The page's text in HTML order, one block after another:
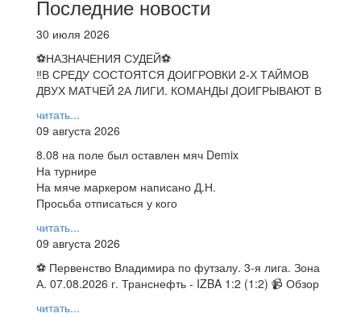
Последние новости
30 июля 2026
⚽НАЗНАЧЕНИЯ СУДЕЙ⚽
‼В СРЕДУ СОСТОЯТСЯ ДОИГРОВКИ 2-Х ТАЙМОВ
ДВУХ МАТЧЕЙ 2А ЛИГИ. КОМАНДЫ ДОИГРЫВАЮТ В
читать...
09 августа 2026
8.08 на поле был оставлен мяч Demix
На турнире
На мяче маркером написано Д.Н.
Просьба отписаться у кого
читать...
09 августа 2026
⚽ Первенство Владимира по футзалу. 3-я лига. Зона
А. 07.08.2026 г. Транснефть - IZBA 1:2 (1:2) 📹 Обзор
читать...